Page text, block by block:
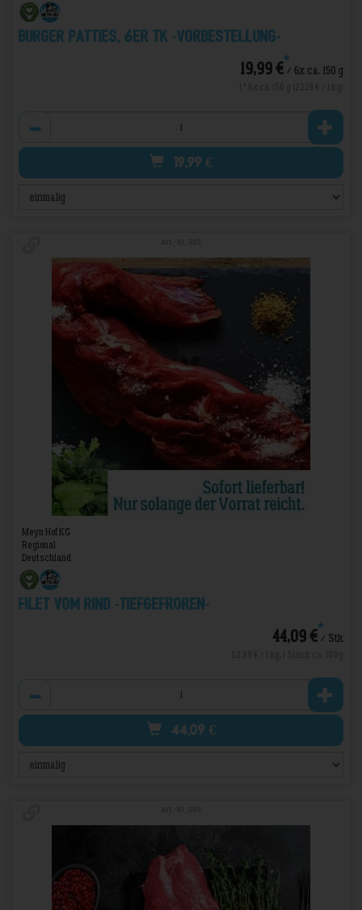
Burger Patties, 6er TK -VORBESTELLUNG-
19,99 €*/ 6x ca. 150 g
19,99 €
Meyn Hof KG
Regional
Deutschland
Filet vom Rind -TIEFGEFROREN-
44,09 €*/ Stk
44,09 €